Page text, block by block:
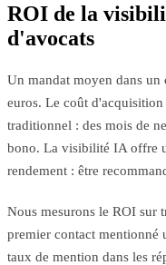
ROI de la
d'avocats
Un mandat moyen dans
euros. Le coût
traditionnel : des mois de
bono. La visibilité IA offre
rendement : être
Nous mesurons le ROI sur
premier contact
taux de mention dans les